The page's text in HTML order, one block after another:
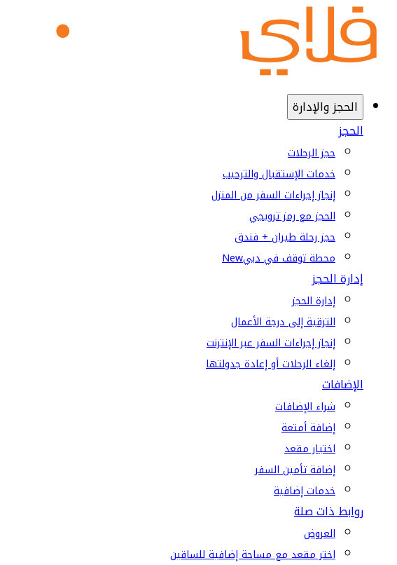
الحجز والإدارة
الحجز
حجز الرحلات
خدمات الإستقبال والترحيب
إنجاز إجراءات السفر من المنزل
الحجز مع رمز ترويجي
حجز رحلة طيران + فندق
محطة توقف في دبيNew
إدارة الحجز
إدارة الحجز
الترقية إلى درجة الأعمال
إنجاز إجراءات السفر عبر الإنترنت
إلغاء الرحلات أو إعادة جدولتها
الإضافات
شراء الإضافات
إضافة أمتعة
اختيار مقعد
إضافة تأمين السفر
خدمات إضافية
روابط ذات صلة
العروض
اختر مقعد مع مساحة إضافية للساقين